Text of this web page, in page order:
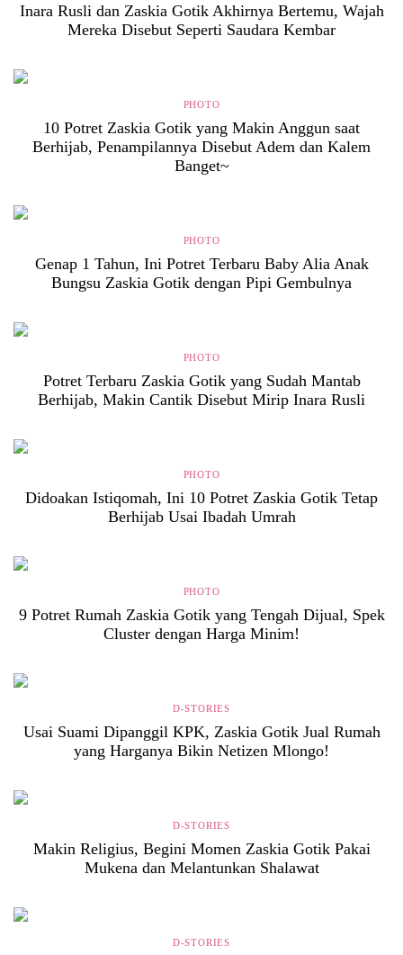
Inara Rusli dan Zaskia Gotik Akhirnya Bertemu, Wajah
Mereka Disebut Seperti Saudara Kembar
PHOTO
10 Potret Zaskia Gotik yang Makin Anggun saat
Berhijab, Penampilannya Disebut Adem dan Kalem
Banget~
PHOTO
Genap 1 Tahun, Ini Potret Terbaru Baby Alia Anak
Bungsu Zaskia Gotik dengan Pipi Gembulnya
PHOTO
Potret Terbaru Zaskia Gotik yang Sudah Mantab
Berhijab, Makin Cantik Disebut Mirip Inara Rusli
PHOTO
Didoakan Istiqomah, Ini 10 Potret Zaskia Gotik Tetap
Berhijab Usai Ibadah Umrah
PHOTO
9 Potret Rumah Zaskia Gotik yang Tengah Dijual, Spek
Cluster dengan Harga Minim!
D-STORIES
Usai Suami Dipanggil KPK, Zaskia Gotik Jual Rumah
yang Harganya Bikin Netizen Mlongo!
D-STORIES
Makin Religius, Begini Momen Zaskia Gotik Pakai
Mukena dan Melantunkan Shalawat
D-STORIES